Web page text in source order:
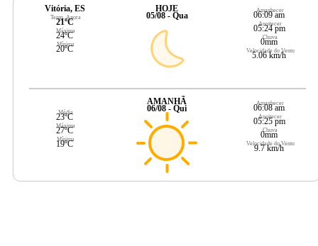
Vitória, ES
Temp. Agora
21ºC
Máxima
24ºC
Mínima
20ºC
HOJE
05/08 - Qua
Amanhecer
06:09 am
Anoitecer
05:24 pm
Chuva
0mm
Velocidade do Vento
5.06 km/h
Média
23ºC
Máxima
27ºC
Mínima
19ºC
AMANHÃ
06/08 - Qui
Amanhecer
06:08 am
Anoitecer
05:25 pm
Chuva
0mm
Velocidade do Vento
9.7 km/h